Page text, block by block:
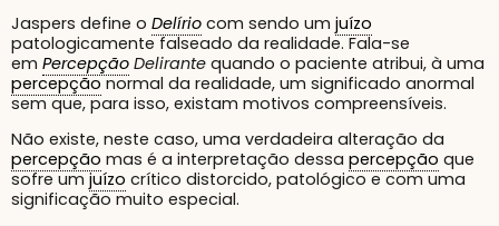
Jaspers define o Delírio com sendo um juízo
patologicamente falseado da realidade. Fala-se
em Percepção Delirante quando o paciente atribui, à uma
percepçãonormal da realidade, um significado anormal
sem que, para isso, existam motivos compreensíveis.
Não existe, neste caso, uma verdadeira alteração da
percepção mas é a interpretação dessa percepção que
sofre um juízo crítico distorcido, patológico e com uma
significação muito especial.